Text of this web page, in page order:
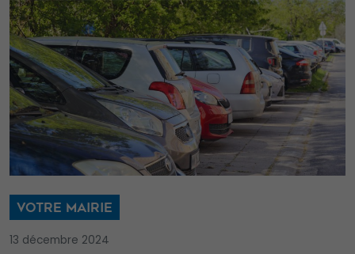
VOTRE MAIRIE
13 décembre 2024